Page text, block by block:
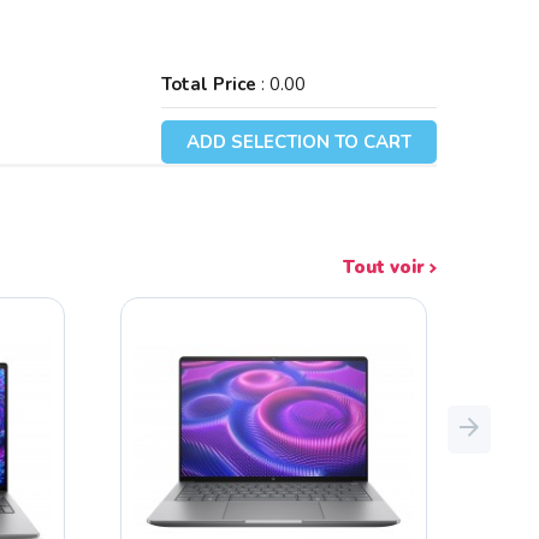
Total Price : 0.00
ADD SELECTION TO CART
Tout voir
Next